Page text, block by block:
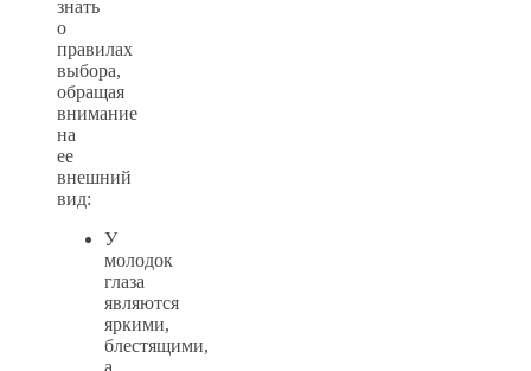
знать
о
правилах
выбора,
обращая
внимание
на
ее
внешний
вид:
У
молодок
глаза
являются
яркими,
блестящими,